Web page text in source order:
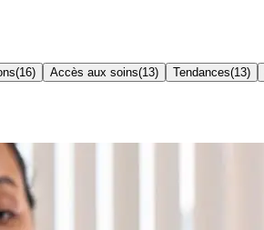
(16) Accès aux soins(13) Tendances(13)